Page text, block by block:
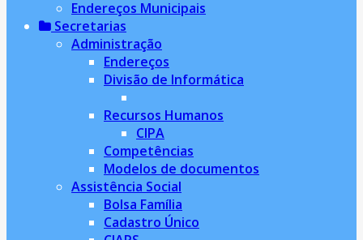
Endereços Municipais
Secretarias
Administração
Endereços
Divisão de Informática
Recursos Humanos
CIPA
Competências
Modelos de documentos
Assistência Social
Bolsa Família
Cadastro Único